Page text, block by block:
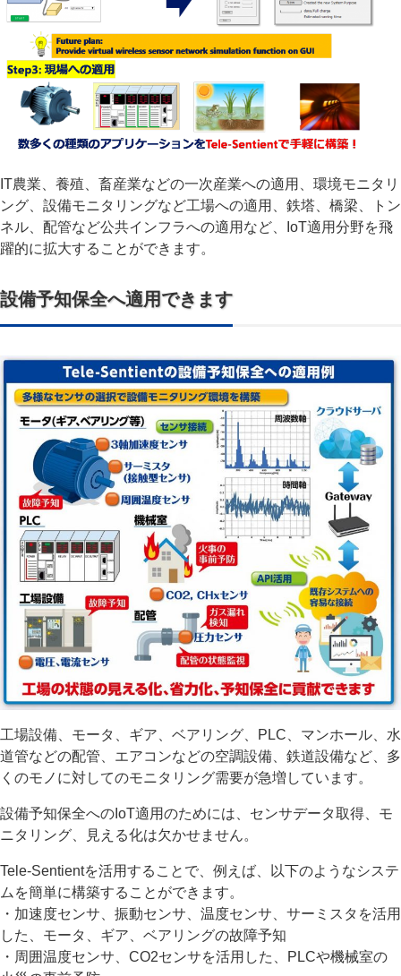
IT農業、養殖、畜産業などの一次産業への適用、環境モニタリ
ング、設備モニタリングなど工場への適用、鉄塔、橋梁、トン
ネル、配管など公共インフラへの適用など、IoT適用分野を飛
躍的に拡大することができます。
設備予知保全へ適用できます
工場設備、モータ、ギア、ベアリング、PLC、マンホール、水
道管などの配管、エアコンなどの空調設備、鉄道設備など、多
くのモノに対してのモニタリング需要が急増しています。
設備予知保全へのIoT適用のためには、センサデータ取得、モ
ニタリング、見える化は欠かせません。
Tele-Sentientを活用することで、例えば、以下のようなシステ
ムを簡単に構築することができます。
・加速度センサ、振動センサ、温度センサ、サーミスタを活用
した、モータ、ギア、ベアリングの故障予知
・周囲温度センサ、CO2センサを活用した、PLCや機械室の